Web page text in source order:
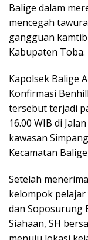
Balige dalam
mencegah
gangguan
Kabupaten Toba.
Kapolsek Balige
Konfirmasi
tersebut terjadi
16.00 WIB di
kawasan
Kecamatan
Setelah
kelompok
dan Soposurung
Siahaan, SH